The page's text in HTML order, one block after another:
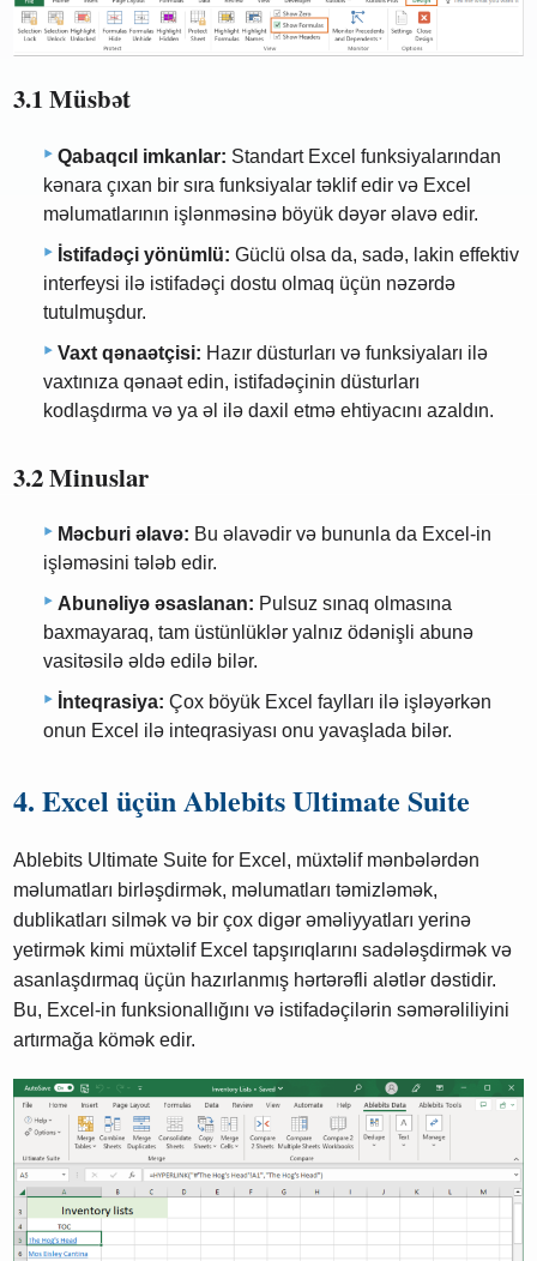
3.1 Müsbət
Qabaqcıl imkanlar: Standart Excel funksiyalarından
kənara çıxan bir sıra funksiyalar təklif edir və Excel
məlumatlarının işlənməsinə böyük dəyər əlavə edir.
İstifadəçi yönümlü: Güclü olsa da, sadə, lakin effektiv
interfeysi ilə istifadəçi dostu olmaq üçün nəzərdə
tutulmuşdur.
Vaxt qənaətçisi: Hazır düsturları və funksiyaları ilə
vaxtınıza qənaət edin, istifadəçinin düsturları
kodlaşdırma və ya əl ilə daxil etmə ehtiyacını azaldın.
3.2 Minuslar
Məcburi əlavə: Bu əlavədir və bununla da Excel-in
işləməsini tələb edir.
Abunəliyə əsaslanan: Pulsuz sınaq olmasına
baxmayaraq, tam üstünlüklər yalnız ödənişli abunə
vasitəsilə əldə edilə bilər.
İnteqrasiya: Çox böyük Excel faylları ilə işləyərkən
onun Excel ilə inteqrasiyası onu yavaşlada bilər.
4. Excel üçün Ablebits Ultimate Suite
Ablebits Ultimate Suite for Excel, müxtəlif mənbələrdən
məlumatları birləşdirmək, məlumatları təmizləmək,
dublikatları silmək və bir çox digər əməliyyatları yerinə
yetirmək kimi müxtəlif Excel tapşırıqlarını sadələşdirmək və
asanlaşdırmaq üçün hazırlanmış hərtərəfli alətlər dəstidir.
Bu, Excel-in funksionallığını və istifadəçilərin səmərəliliyini
artırmağa kömək edir.